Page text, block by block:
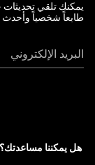
يمكنك تلقي
طابعاً شخصياً وأحدث
البريد الإلكتروني
هل يمكننا مساعدتك؟